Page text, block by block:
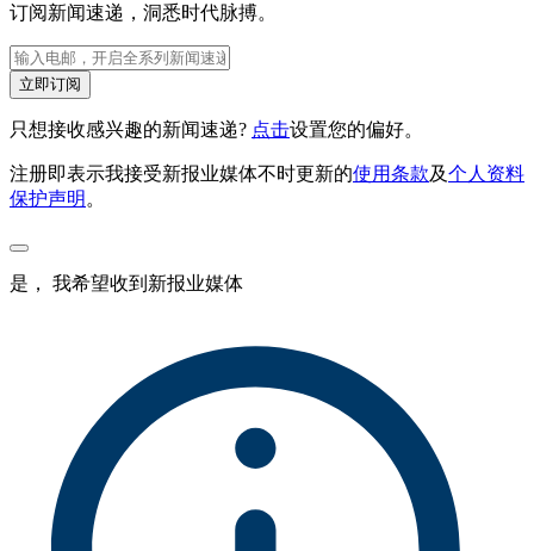
订阅新闻速递，洞悉时代脉搏。
立即订阅
只想接收感兴趣的新闻速递? 点击设置您的偏好。
注册即表示我接受新报业媒体不时更新的使用条款及个人资料
保护声明 。
是， 我希望收到新报业媒体